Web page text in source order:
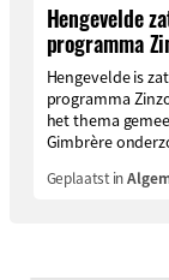
Hengevelde
programma
Hengevelde is
programma
het thema
Gimbrère
Geplaatst in